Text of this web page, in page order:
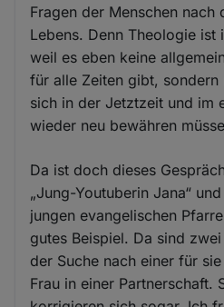
Fragen der Menschen nach
Lebens. Denn Theologie ist
weil es eben keine
für alle Zeiten gibt,
sich in der Jetztzeit und im
wieder neu bewähren
Da ist doch dieses
„Jung-Youtuberin Jana“
jungen evangelischen
gutes Beispiel. Da sind
der Suche nach einer für
Frau in einer Partnerschaft.